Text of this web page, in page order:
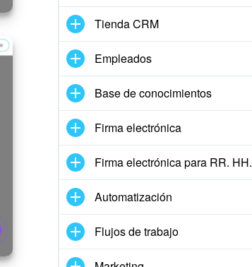
Tienda CRM
Empleados
Base de conocimientos
Firma electrónica
Firma electrónica para RR. HH.
Automatización
Flujos de trabajo